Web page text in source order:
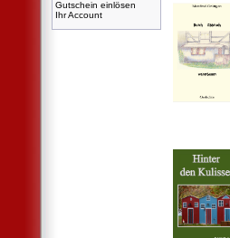
Gutschein einlösen
Ihr Account